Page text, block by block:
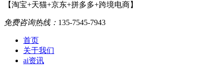
【淘宝+天猫+京东+拼多多+跨境电商】
免费咨询热线： 135-7545-7943
首页
关于我们
ai资讯